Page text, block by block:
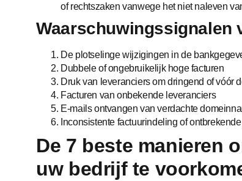
of rechtszaken vanwege het niet naleven
Waarschuwingssignalen
De plotselinge wijzigingen in de
Dubbele of ongebruikelijk hoge facturen
Druk van leveranciers om dringend of vóór
Facturen van onbekende leveranciers
E-mails ontvangen van verdachte
Inconsistente factuurindeling of
De 7 beste manieren
uw bedrijf te